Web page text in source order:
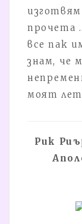
прочета
все пак
знам, че
моят
Рик